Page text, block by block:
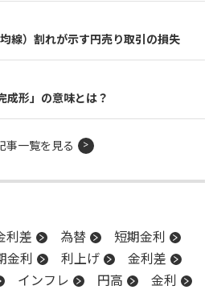
線）割れが示す円売り取引の損失
成形」の意味とは？
事一覧を見る
利差 為替
短期金利
金利 利上げ
金利差
インフレ 円高
金利